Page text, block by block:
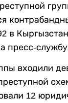
в
пресс-службу
входили
12